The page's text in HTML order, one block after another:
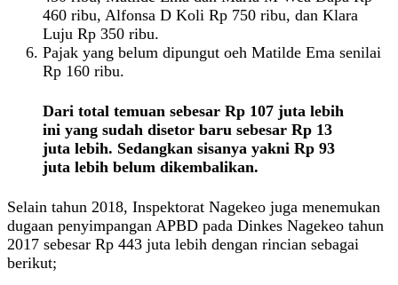
460 ribu, Alfonsa D Koli Rp 750 ribu, dan Klara
Luju Rp 350 ribu.
Pajak yang belum dipungut oeh Matilde Ema senilai
Rp 160 ribu.
Dari total temuan sebesar Rp 107 juta lebih
ini yang sudah disetor baru sebesar Rp 13
juta lebih. Sedangkan sisanya yakni Rp 93
juta lebih belum dikembalikan.
Selain tahun 2018, Inspektorat Nagekeo juga menemukan
dugaan penyimpangan APBD pada Dinkes Nagekeo tahun
2017 sebesar Rp 443 juta lebih dengan rincian sebagai
berikut;